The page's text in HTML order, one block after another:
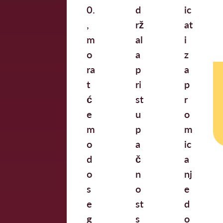
0.
,
m
o
ra
t
ć
e
m
o
d
o
s
e
g
d
rž
al
a
p
ri
st
u
p
a
č
n
o
st
s
ic
at
i
z
a
p
r
o
m
ic
a
nj
e
d
o